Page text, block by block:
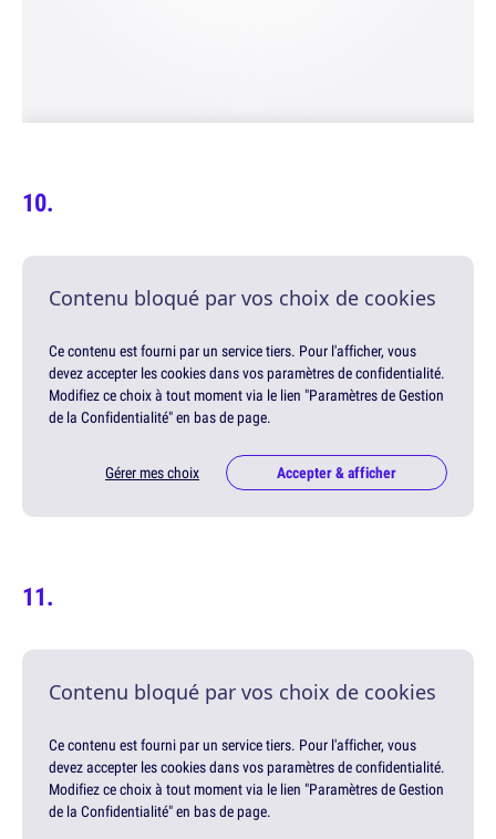
Contenu bloqué par vos choix de cookies
Ce contenu est fourni par un service tiers. Pour l'afficher, vous
devez accepter les cookies dans vos paramètres de confidentialité.
Modifiez ce choix à tout moment via le lien "Paramètres de Gestion
de la Confidentialité" en bas de page.
Gérer mes choix Accepter & afficher
Contenu bloqué par vos choix de cookies
Ce contenu est fourni par un service tiers. Pour l'afficher, vous
devez accepter les cookies dans vos paramètres de confidentialité.
Modifiez ce choix à tout moment via le lien "Paramètres de Gestion
de la Confidentialité" en bas de page.